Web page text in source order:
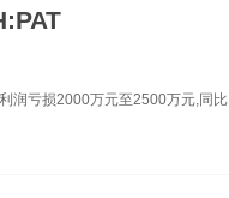
润亏损2000万元至2500万元,同比